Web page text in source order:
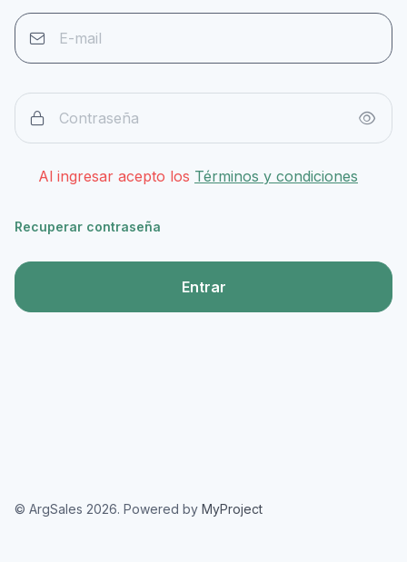
Al ingresar acepto los Términos y condiciones
Recuperar contraseña
Entrar
© ArgSales 2026. Powered by MyProject